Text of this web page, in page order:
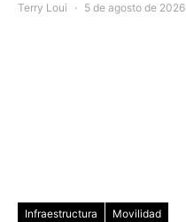
Terry Loui 5 de agosto de 2026
Infraestructura Movilidad